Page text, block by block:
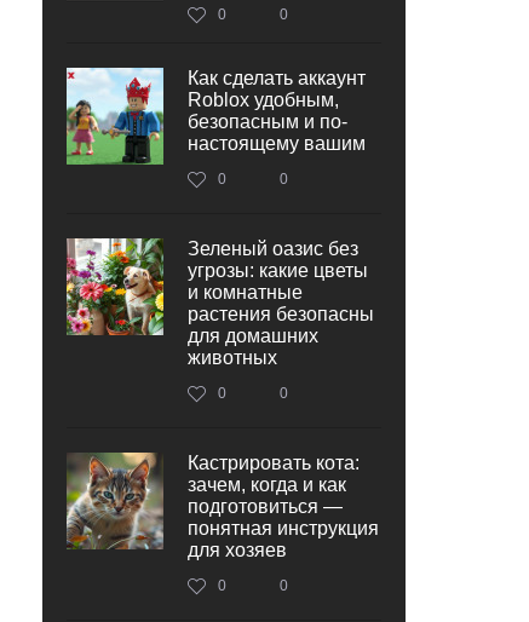
0 0
Как сделать аккаунт
Roblox удобным,
безопасным и по-
настоящему вашим
0 0
Зеленый оазис без
угрозы: какие цветы
и комнатные
растения безопасны
для домашних
животных
0 0
Кастрировать кота:
зачем, когда и как
подготовиться —
понятная инструкция
для хозяев
0 0